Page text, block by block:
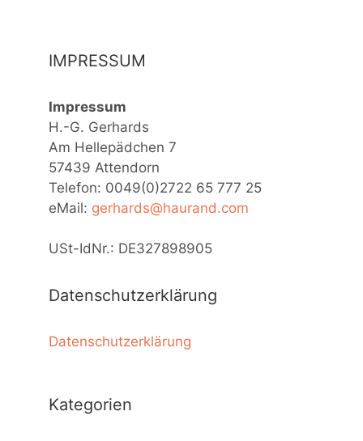
IMPRESSUM
Impressum
H.-G. Gerhards
Am Hellepädchen 7
57439 Attendorn
Telefon: 0049(0)2722 65 777 25
eMail: gerhards@haurand.com
USt-IdNr.: DE327898905
Datenschutzerklärung
Datenschutzerklärung
Kategorien